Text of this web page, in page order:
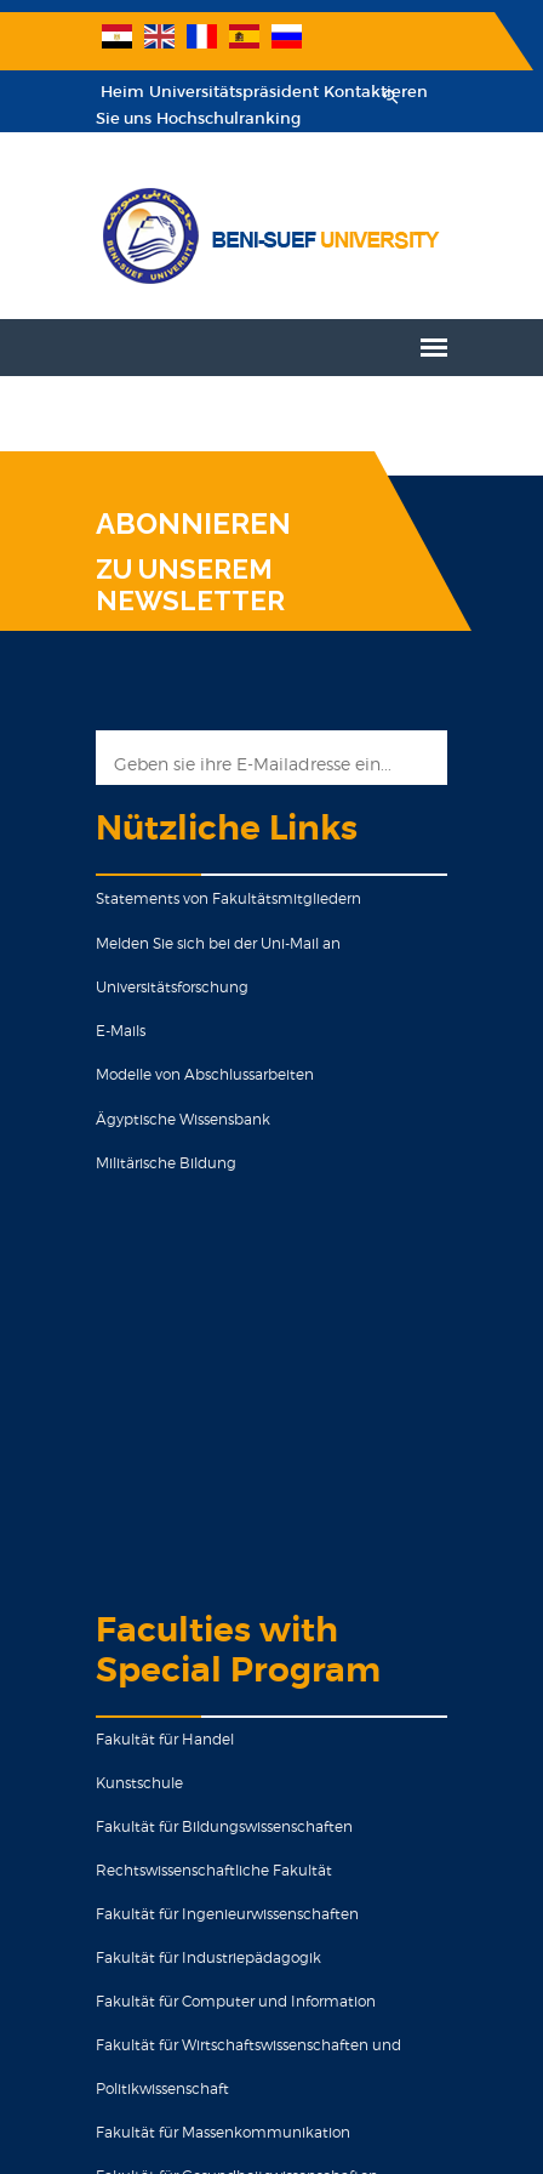
Heim Universitätspräsident Kontaktieren
Sie uns Hochschulranking
ABONNIEREN
ZU UNSEREM
NEWSLETTER
Nützliche Links
Statements von Fakultätsmitgliedern
Melden Sie sich bei der Uni-Mail an
Universitätsforschung
E-Mails
Modelle von Abschlussarbeiten
Ägyptische Wissensbank
Militärische Bildung
Faculties with
Special Program
Fakultät für Handel
Kunstschule
Fakultät für Bildungswissenschaften
Rechtswissenschaftliche Fakultät
Fakultät für Ingenieurwissenschaften
Fakultät für Industriepädagogik
Fakultät für Computer und Information
Fakultät für Wirtschaftswissenschaften und
Politikwissenschaft
Fakultät für Massenkommunikation